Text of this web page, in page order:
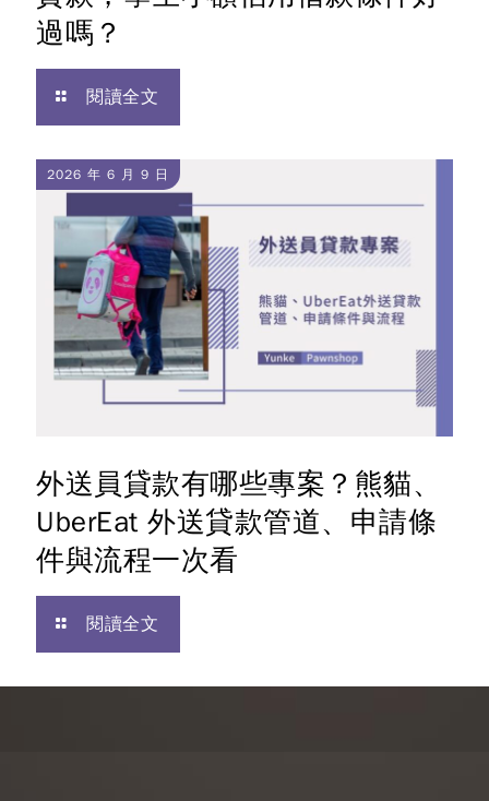
過嗎？
閱讀全文
2026 年 6 月 9 日
外送員貸款有哪些專案？熊貓、
UberEat 外送貸款管道、申請條
件與流程一次看
閱讀全文